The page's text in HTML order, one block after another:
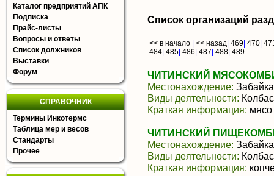
Каталог предприятий АПК
Подписка
Прайс-листы
Вопросы и ответы
Список должников
Выставки
Форум
СПРАВОЧНИК
Термины Инкотермс
Таблица мер и весов
Стандарты
Прочее
Список организаций
<< в начало << назад 469 470
484 485 486 487 488 489
ЧИТИНСКИЙ
Местонахождение:
Виды деятельности:
Краткая информация:
ЧИТИНСКИЙ
Местонахождение:
Виды деятельности:
Краткая информация: